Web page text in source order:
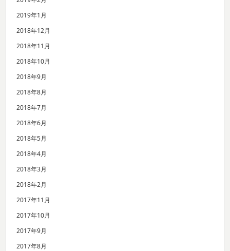
2019年1月
2018年12月
2018年11月
2018年10月
2018年9月
2018年8月
2018年7月
2018年6月
2018年5月
2018年4月
2018年3月
2018年2月
2017年11月
2017年10月
2017年9月
2017年8月